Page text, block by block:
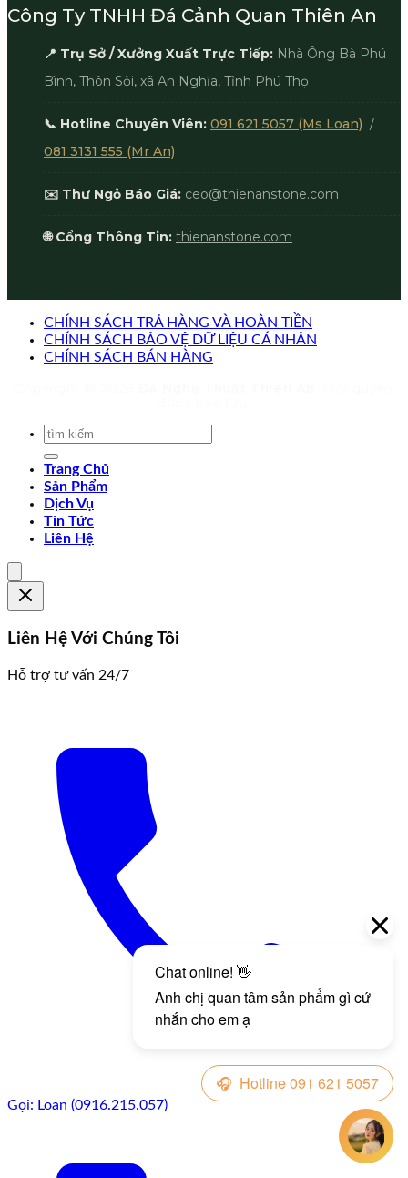
Công Ty TNHH Đá Cảnh Quan Thiên An
📍 Trụ Sở / Xưởng Xuất Trực Tiếp: Nhà Ông Bà Phú
Bình, Thôn Sỏi, xã An Nghĩa, Tỉnh Phú Thọ
📞 Hotline Chuyên Viên: 091 621 5057 (Ms Loan) /
081 3131 555 (Mr An)
✉️ Thư Ngỏ Báo Giá: ceo@thienanstone.com
🌐 Cổng Thông Tin: thienanstone.com
CHÍNH SÁCH TRẢ HÀNG VÀ HOÀN TIỀN
CHÍNH SÁCH BẢO VỆ DỮ LIỆU CÁ NHÂN
CHÍNH SÁCH BÁN HÀNG
Trang Chủ
Sản Phẩm
Dịch Vụ
Tin Tức
Liên Hệ
Liên Hệ Với Chúng Tôi
Hỗ trợ tư vấn 24/7
Gọi: Loan (0916.215.057)